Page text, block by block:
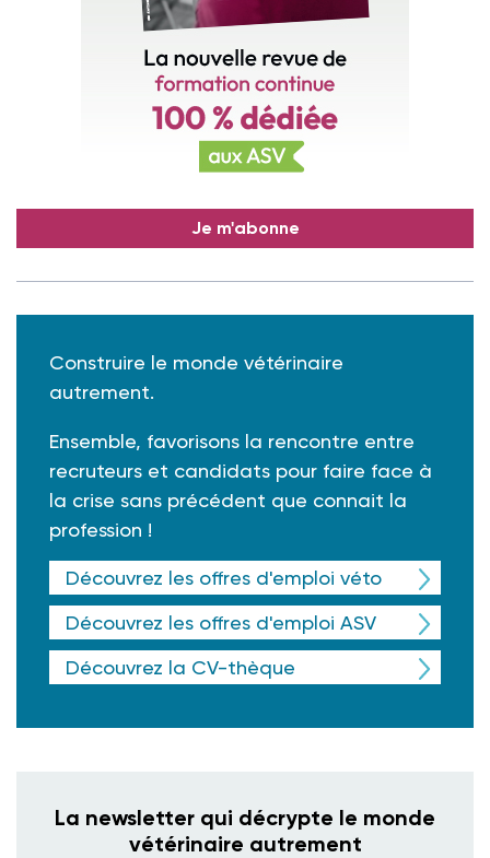
Je m'abonne
Construire le monde vétérinaire
autrement.
Ensemble, favorisons la rencontre entre
recruteurs et candidats pour faire face à
la crise sans précédent que connait la
profession !
Découvrez les offres d'emploi véto
Découvrez les offres d'emploi ASV
Découvrez la CV-thèque
La newsletter qui décrypte le monde
vétérinaire autrement